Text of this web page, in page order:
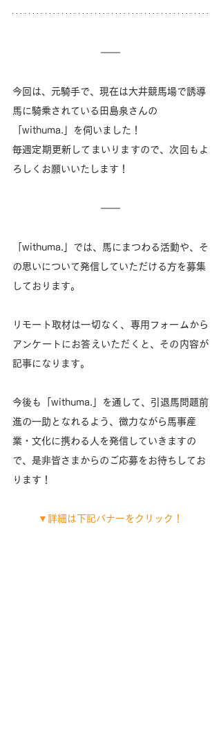
今回は、元騎手で、現在は大井競馬場で誘導
馬に騎乗されている田島泉さんの
「withuma.」を伺いました！
毎週定期更新してまいりますので、次回もよ
ろしくお願いいたします！
「withuma.」では、馬にまつわる活動や、そ
の思いについて発信していただける方を募集
しております。
リモート取材は一切なく、専用フォームから
アンケートにお答えいただくと、その内容が
記事になります。
今後も「withuma.」を通して、引退馬問題前
進の一助となれるよう、微力ながら馬事産
業・文化に携わる人を発信していきますの
で、是非皆さまからのご応募をお待ちしてお
ります！
▼詳細は下記バナーをクリック！